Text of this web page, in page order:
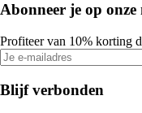
Abonneer je op
Profiteer van 10% korting
Blijf verbonden